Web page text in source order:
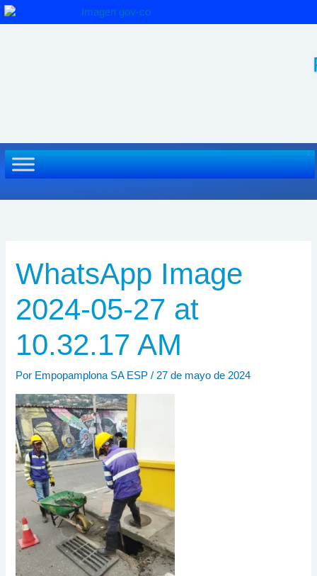
Ir
WhatsApp Image
2024-05-27 at
10.32.17 AM
Por Empopamplona SA ESP/27 de mayo de 2024